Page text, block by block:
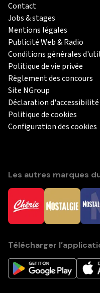
Contact
Jobs & stages
Mentions légales
Publicité Web & Radio
Conditions générales
Politique de vie privée
Règlement des concours
Site NGroup
Déclaration d'accessibilité
Politique de cookies
Configuration des cookies
Les autres marques
Télécharger